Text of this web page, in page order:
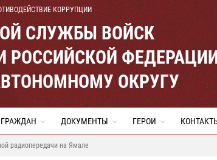
КОРРУПЦИИ
СЛУЖБЫ ВОЙСК
РОССИЙСКОЙ
ОКРУГУ
ДОКУМЕНТЫ ГЕРОИ
радиопередачи на Ямале